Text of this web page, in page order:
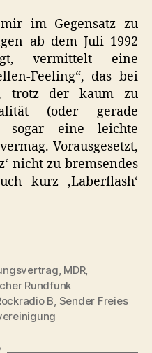
im Gegensatz zu
ab dem Juli 1992
vermittelt eine
Feeling“, das bei
trotz der kaum zu
(oder gerade
sogar eine leichte
Vorausgesetzt,
nicht zu bremsendes
kurz ‚Laberflash‘
, MDR,
Rundfunk
B, Sender Freies